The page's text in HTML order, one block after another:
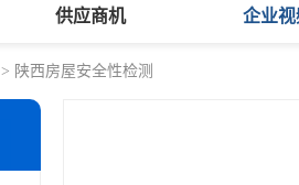
供应商机 企业视
> 陕西房屋安全性检测